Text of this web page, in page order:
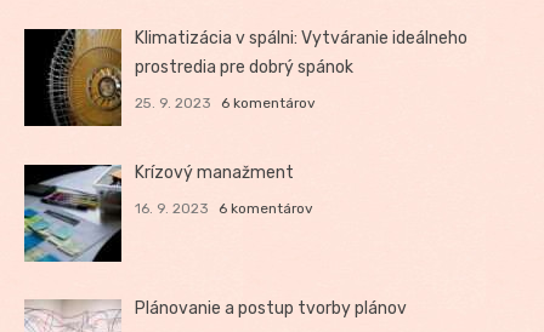
Klimatizácia v spálni: Vytváranie ideálneho
prostredia pre dobrý spánok
25. 9. 2023 6 komentárov
Krízový manažment
16. 9. 2023 6 komentárov
Plánovanie a postup tvorby plánov